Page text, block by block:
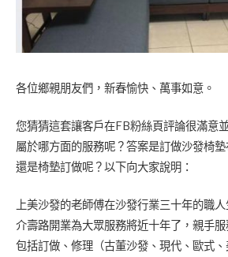
各位鄉親朋友們，新春愉快、萬事如意。
您猜猜這套讓客戶在FB粉絲頁評論很滿意
屬於哪方面的服務呢？答案是訂做沙發椅
還是椅墊訂做呢？以下向大家說明：
上美沙發的老師傅在沙發行業三十年的職
介壽路開業為大眾服務將近十年了，親手服
包括訂做、修理（古董沙發、現代、歐式